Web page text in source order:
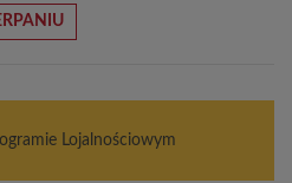
Lojalnościowym